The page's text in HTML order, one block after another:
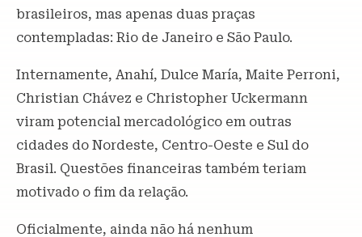
brasileiros, mas apenas duas praças
contempladas: Rio de Janeiro e São Paulo.
Internamente, Anahí, Dulce María, Maite Perroni,
Christian Chávez e Christopher Uckermann
viram potencial mercadológico em outras
cidades do Nordeste, Centro-Oeste e Sul do
Brasil. Questões financeiras também teriam
motivado o fim da relação.
Oficialmente, ainda não há nenhum